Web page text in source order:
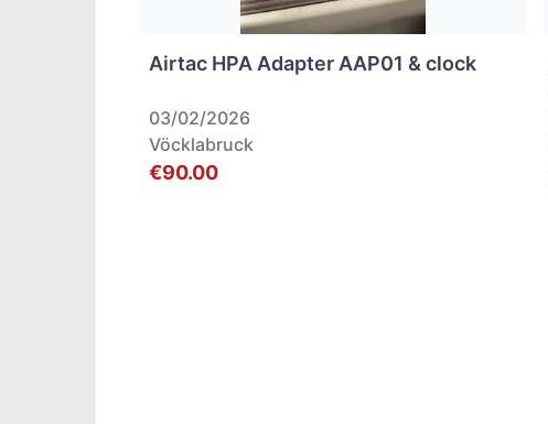
Airtac HPA Adapter AAP01 & clock
03/02/2026
Vöcklabruck
€90.00